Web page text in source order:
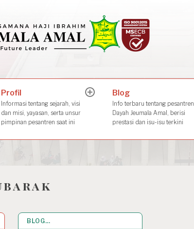
Profil
Informasi tentang sejarah, visi
dan misi, yayasan, serta unsur
pimpinan pesantren saat ini
expandBlog
Info terbaru tentang pesantren
Dayah Jeumala Amal, berisi
prestasi dan isu-isu terkini
BLOG…
13 MAR 2024